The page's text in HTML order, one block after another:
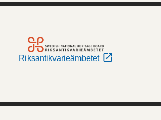
Riksantikvarieämbetet